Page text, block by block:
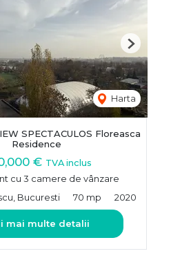
Harta
Next
SPECTACULOS Floreasca
Residence
€ TVA inclus
cu 3 camere de vânzare
Bucuresti
70 mp 2020
mai multe detalii